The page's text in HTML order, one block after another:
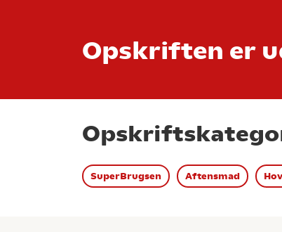
Opskriften er
SuperBrugsen Aftensmad